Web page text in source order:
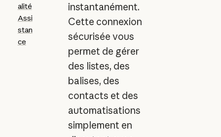
alité
Assi
stan
ce
instantanément.
Cette connexion
sécurisée vous
permet de gérer
des listes, des
balises, des
contacts et des
automatisations
simplement en